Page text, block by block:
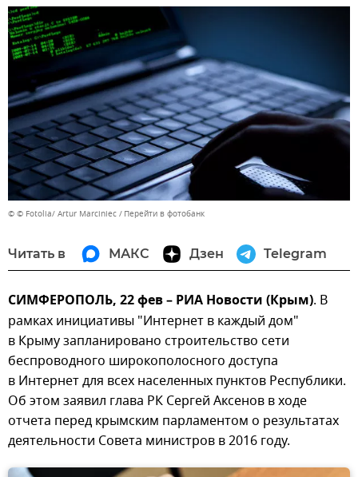
© © Fotolia/ Artur Marciniec Перейти в фотобанк
Читать в МАКС Дзен Telegram
СИМФЕРОПОЛЬ, 22 фев – РИА Новости (Крым). В
рамках инициативы "Интернет в каждый дом"
в Крыму запланировано строительство сети
беспроводного широкополосного доступа
в Интернет для всех населенных пунктов Республики.
Об этом заявил глава РК Сергей Аксенов в ходе
отчета перед крымским парламентом о результатах
деятельности Совета министров в 2016 году.